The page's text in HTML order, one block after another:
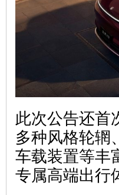
此次公告还首
多种风格轮辋
车载装置等丰
专属高端出行